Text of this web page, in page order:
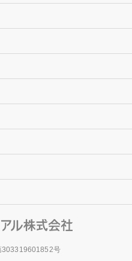
303319601852号